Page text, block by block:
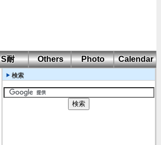
S耐 Others Photo Calendar
検索